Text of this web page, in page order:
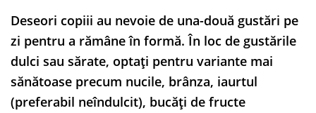
Deseori copiii au nevoie de una-două gustări pe
zi pentru a rămâne în formă. În loc de gustările
dulci sau sărate, optați pentru variante mai
sănătoase precum nucile, brânza, iaurtul
(preferabil neîndulcit), bucăți de fructe